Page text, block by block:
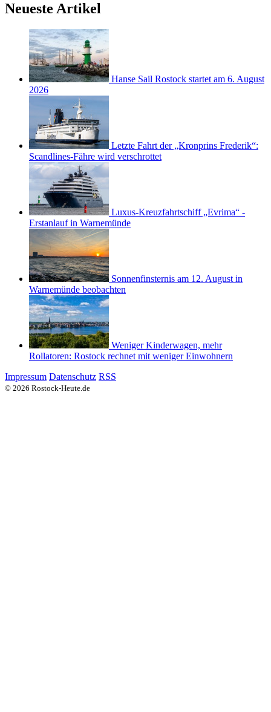
Neueste Artikel
Hanse Sail Rostock startet am 6. August
2026
Letzte Fahrt der „Kronprins Frederik“:
Scandlines-Fähre wird verschrottet
Luxus-Kreuzfahrtschiff „Evrima“ -
Erstanlauf in Warnemünde
Sonnenfinsternis am 12. August in
Warnemünde beobachten
Weniger Kinderwagen, mehr
Rollatoren: Rostock rechnet mit weniger Einwohnern
Impressum Datenschutz RSS
© 2026 Rostock-Heute.de